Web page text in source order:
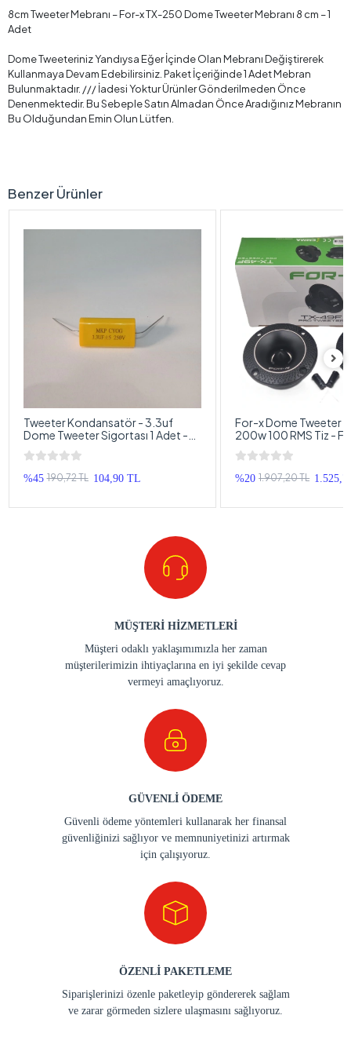
8cm Tweeter Mebranı – For-x TX-250 Dome Tweeter Mebranı 8 cm – 1
Adet
Dome Tweeteriniz Yandıysa Eğer İçinde Olan Mebranı Değiştirerek
Kullanmaya Devam Edebilirsiniz. Paket İçeriğinde 1 Adet Mebran
Bulunmaktadır. /// İadesi Yoktur Ürünler Gönderilmeden Önce
Denenmektedir. Bu Sebeple Satın Almadan Önce Aradığınız Mebranın
Bu Olduğundan Emin Olun Lütfen.
Benzer Ürünler
Tweeter Kondansatör - 3.3uf
Dome Tweeter Sigortası 1 Adet -
Bütün Markalarla Uyumlu
%45 190,72 TL 104,90 TL
For-x Dome Tweeter
200w 100 RMS Tiz -
10cm Dome Tweeter
%20 1.907,20 TL
MÜŞTERİ HİZMETLERİ
Müşteri odaklı yaklaşımımızla her zaman
müşterilerimizin ihtiyaçlarına en iyi şekilde cevap
vermeyi amaçlıyoruz.
GÜVENLİ ÖDEME
Güvenli ödeme yöntemleri kullanarak her finansal
güvenliğinizi sağlıyor ve memnuniyetinizi artırmak
için çalışıyoruz.
ÖZENLİ PAKETLEME
Siparişlerinizi özenle paketleyip göndererek sağlam
ve zarar görmeden sizlere ulaşmasını sağlıyoruz.